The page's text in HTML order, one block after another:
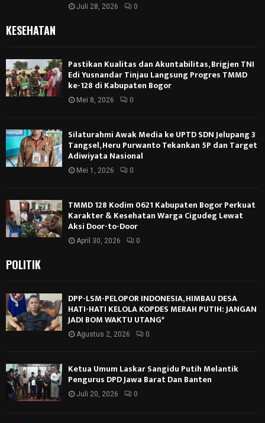
Juli 28, 2026 0
KESEHATAN
Pastikan Kualitas dan Akuntabilitas, Brigjen TNI
Edi Yusnandar Tinjau Langsung Progres TMMD
ke-128 di Kabupaten Bogor
Mei 8, 2026 0
Silaturahmi Awak Media ke UPTD SDN Jelupang 3
Tangsel, Heru Purwanto Tekankan 5P dan Target
Adiwiyata Nasional
Mei 1, 2026 0
TMMD 128 Kodim 0621 Kabupaten Bogor Perkuat
Karakter & Kesehatan Warga Cigudeg Lewat
Aksi Door-to-Door
April 30, 2026 0
POLITIK
DPP-LSM-PELOPOR INDONESIA, HIMBAU DESA
HATI-HATI KELOLA KOPDES MERAH PUTIH: JANGAN
JADI BOM WAKTU UTANG*
Agustus 2, 2026 0
Ketua Umum Laskar Sangidu Putih Melantik
Pengurus DPD Jawa Barat Dan Banten
Juli 20, 2026 0